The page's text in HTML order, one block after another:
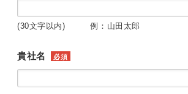
(30文字以内) 例：山田太郎
貴社名 必須